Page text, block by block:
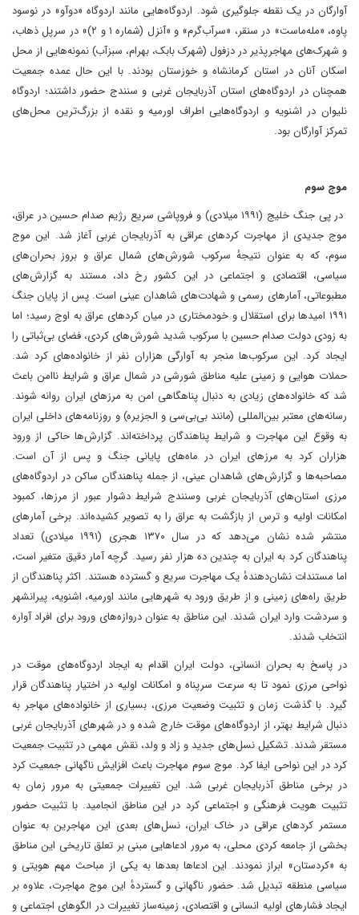
آوارگان در یک نقطه جلوگیری شود​. اردوگاه‌هایی مانند اردوگاه «دوآو» در نوسود
پاوه، «مله‌ماست» در سنقر، «سرآب‌گرم» و «آنزل (شماره ۱ و ۲)» در سرپل ذهاب،
و شهرک‌های مهاجرپذیر در دزفول (شهرک بابک، بهرام، سبزآب) نمونه‌هایی از محل
اسکان آنان در استان کرمانشاه و خوزستان بودند​. با این حال عمده جمعیت
همچنان در اردوگاه‌های استان آذربایجان غربی و سنندج حضور داشتند؛ اردوگاه
نلیوان در اشنویه و اردوگاه‌هایی اطراف اورمیه و نقده از بزرگ‌ترین محل‌های
تمرکز آوارگان بود​.
‏موج سوم
‏ در پی جنگ خلیج (۱۹۹۱ میلادی) و فروپاشی سریع رژیم صدام حسین در عراق،
موج جدیدی از مهاجرت کردهای عراقی به آذربایجان غربی آغاز شد. این موج
سوم، که به عنوان نتیجهٔ سرکوب شورش‌های شمال عراق و بروز بحران‌های
سیاسی، اقتصادی و اجتماعی در این کشور رخ داد، مستند به گزارش‌های
مطبوعاتی، آمارهای رسمی و شهادت‌های شاهدان عینی است. پس از پایان جنگ
۱۹۹۱ امیدها برای استقلال و خودمختاری در میان کردهای عراق به اوج رسید؛ اما
به زودی دولت صدام حسین با سرکوب شدید شورش‌های کردی، فضای بی‌ثباتی را
ایجاد کرد. این سرکوب‌ها منجر به آوارگی هزاران نفر از خانواده‌های کرد شد.
حملات هوایی و زمینی علیه مناطق شورشی در شمال عراق و شرایط ناامن باعث
شد که خانواده‌های زیادی به دنبال پناهگاهی امن به مرزهای ایران روانه شوند.
رسانه‌های معتبر بین‌المللی (مانند بی‌بی‌سی و الجزیره) و روزنامه‌های داخلی ایران
به وقوع این مهاجرت و شرایط پناهندگان پرداخته‌اند. گزارش‌ها حاکی از ورود
هزاران کرد به مرزهای ایران در ماه‌های پایانی جنگ و پس از آن است.
مصاحبه‌ها و گزارش‌های شاهدان عینی، از جمله پناهندگان ساکن در اردوگاه‌های
مرزی استان‌های آذربایجان غربی وسنندج شرایط دشوار عبور از مرزها، کمبود
امکانات اولیه و ترس از بازگشت به عراق را به تصویر کشیده‌اند. برخی آمارهای
منتشر شده نشان می‌دهد که در سال ۱۳۷۰ هجری (۱۹۹۱ میلادی) تعداد
پناهندگان کرد به ایران به چندین ده هزار نفر رسید. گرچه آمار دقیق متغیر است،
اما مستندات نشان‌دهندهٔ یک مهاجرت سریع و گسترده هستند. اکثر پناهندگان از
طریق راه‌های زمینی و از طریق ورود به شهرهایی مانند اورمیه، اشنویه، پیرانشهر
و سردشت وارد ایران شدند. این مناطق به عنوان دروازه‌های ورود برای افراد آواره
انتخاب شدند.
‏در پاسخ به بحران انسانی، دولت ایران اقدام به ایجاد اردوگاه‌های موقت در
نواحی مرزی نمود تا به سرعت سرپناه و امکانات اولیه در اختیار پناهندگان قرار
گیرد. با گذشت زمان و تثبیت وضعیت مرزی، بسیاری از خانواده‌های مهاجر به
دنبال شرایط بهتر، از اردوگاه‌های موقت خارج شده و در شهرهای آذربایجان غربی
مستقر شدند. تشکیل نسل‌های جدید و زاد و ولد، نقش مهمی در تثبیت جمعیت
کرد در این نواحی ایفا کرد. موج سوم مهاجرت باعث افزایش ناگهانی جمعیت کرد
در برخی مناطق آذربایجان غربی شد. این تغییرات جمعیتی به مرور زمان به
تثبیت هویت فرهنگی و اجتماعی کرد در این مناطق انجامید. با تثبیت حضور
مستمر کردهای عراقی در خاک ایران، نسل‌های بعدی این مهاجرین به عنوان
بخشی از جامعه کردی محلی، به مرور ادعاهایی مبنی بر تعلق تاریخی این مناطق
به «کردستان» ابراز نمودند. این ادعاها بعدها به یکی از مباحث مهم هویتی و
سیاسی منطقه تبدیل شد. حضور ناگهانی و گستردهٔ این موج مهاجرت، علاوه بر
ایجاد فشارهای اولیه انسانی و اقتصادی، زمینه‌ساز تغییرات در الگوهای اجتماعی و